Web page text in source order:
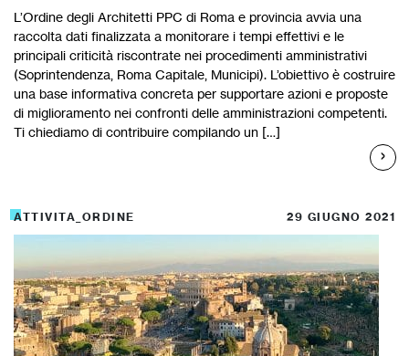
L’Ordine degli Architetti PPC di Roma e provincia avvia una
raccolta dati finalizzata a monitorare i tempi effettivi e le
principali criticità riscontrate nei procedimenti amministrativi
(Soprintendenza, Roma Capitale, Municipi). L’obiettivo è costruire
una base informativa concreta per supportare azioni e proposte
di miglioramento nei confronti delle amministrazioni competenti.
Ti chiediamo di contribuire compilando un […]
ATTIVITA_ORDINE 29 GIUGNO 2021